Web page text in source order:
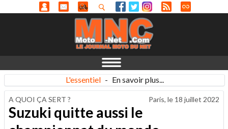
L'essentiel - En savoir plus...
A QUOI ÇA SERT ? Paris, le 18 juillet 2022
Suzuki quitte aussi le